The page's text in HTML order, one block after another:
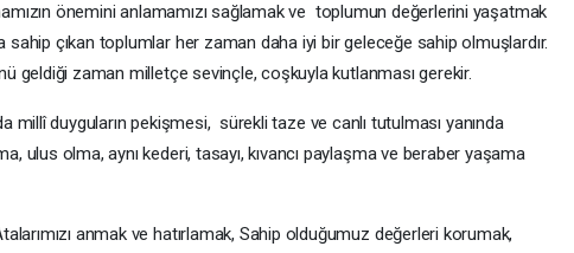
önemini anlamamızı sağlamak ve toplumun değerlerini yaşatmak
sahip çıkan toplumlar her zaman daha iyi bir geleceğe sahip olmuşlardır.
geldiği zaman milletçe sevinçle, coşkuyla kutlanması gerekir.
pekişmesi, sürekli taze ve canlı tutulması yanında
ulus olma, aynı kederi, tasayı, kıvancı paylaşma ve beraber yaşama
anmak ve hatırlamak, Sahip olduğumuz değerleri korumak,